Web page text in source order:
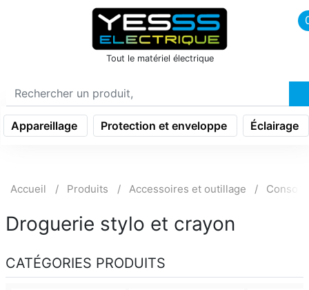
icon menu burger
Tout le matériel électrique
Appareillage Protection et enveloppe Éclairage
Accueil Produits Accessoires et outillage
Droguerie stylo et crayon
CATÉGORIES PRODUITS